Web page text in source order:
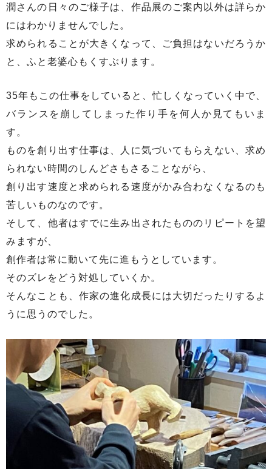
潤さんの日々のご様子は、作品展のご案内以外は詳らか
にはわかりませんでした。
求められることが大きくなって、ご負担はないだろうか
と、ふと老婆心もくすぶります。
35年もこの仕事をしていると、忙しくなっていく中で、
バランスを崩してしまった作り手を何人か見てもいま
す。
ものを創り出す仕事は、人に気づいてもらえない、求め
られない時間のしんどさもさることながら、
創り出す速度と求められる速度がかみ合わなくなるのも
苦しいものなのです。
そして、他者はすでに生み出されたもののリピートを望
みますが、
創作者は常に動いて先に進もうとしています。
そのズレをどう対処していくか。
そんなことも、作家の進化成長には大切だったりするよ
うに思うのでした。